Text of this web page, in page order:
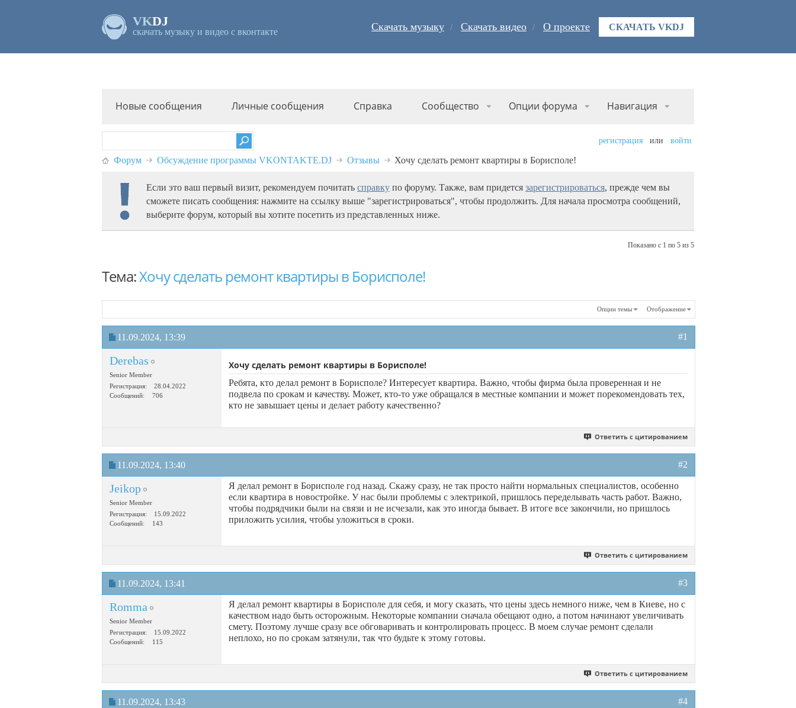
VKDJ
скачать музыку и видео с вконтакте Скачать музыку Скачать видео О проекте СКАЧАТЬ VKDJ
Новые сообщения Личные сообщения Справка Сообщество Опции форума Навигация
регистрация или войти
Форум Обсуждение программы VKONTAKTE.DJ Отзывы Хочу сделать ремонт квартиры в Борисполе!
Если это ваш первый визит, рекомендуем почитать справку по форуму. Также, вам придется зарегистрироваться, прежде чем вы
сможете писать сообщения: нажмите на ссылку выше "зарегистрироваться", чтобы продолжить. Для начала просмотра сообщений,
выберите форум, который вы хотите посетить из представленных ниже.
Показано с 1 по 5 из 5
Тема:Хочу сделать ремонт квартиры в Борисполе!
Опции темы Отображение
11.09.2024, 13:39 #1
Derebas
Senior Member
Регистрация
28.04.2022
Сообщений
706
Хочу сделать ремонт квартиры в Борисполе!
Ребята, кто делал ремонт в Борисполе? Интересует квартира. Важно, чтобы фирма была проверенная и не
подвела по срокам и качеству. Может, кто-то уже обращался в местные компании и может порекомендовать тех,
кто не завышает цены и делает работу качественно?
Ответить с цитированием
11.09.2024, 13:40 #2
Jeikop
Senior Member
Регистрация
15.09.2022
Сообщений
143
Я делал ремонт в Борисполе год назад. Скажу сразу, не так просто найти нормальных специалистов, особенно
если квартира в новостройке. У нас были проблемы с электрикой, пришлось переделывать часть работ. Важно,
чтобы подрядчики были на связи и не исчезали, как это иногда бывает. В итоге все закончили, но пришлось
приложить усилия, чтобы уложиться в сроки.
Ответить с цитированием
11.09.2024, 13:41 #3
Romma
Senior Member
Регистрация
15.09.2022
Сообщений
115
Я делал ремонт квартиры в Борисполе для себя, и могу сказать, что цены здесь немного ниже, чем в Киеве, но с
качеством надо быть осторожным. Некоторые компании сначала обещают одно, а потом начинают увеличивать
смету. Поэтому лучше сразу все обговаривать и контролировать процесс. В моем случае ремонт сделали
неплохо, но по срокам затянули, так что будьте к этому готовы.
Ответить с цитированием
11.09.2024, 13:43 #4